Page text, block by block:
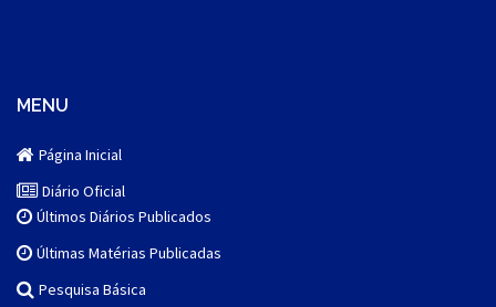
MENU
Página Inicial
Diário Oficial
Últimos Diários Publicados
Últimas Matérias Publicadas
Pesquisa Básica